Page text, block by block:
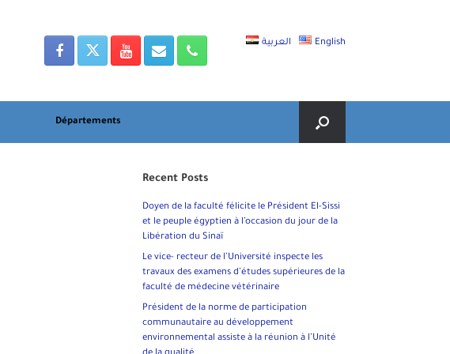
العربية English
Départements
Recent Posts
Doyen de la faculté félicite le Président El-Sissi
et le peuple égyptien à l’occasion du jour de la
Libération du Sinaï
Le vice- recteur de l’Université inspecte les
travaux des examens d’études supérieures de la
faculté de médecine vétérinaire
Président de la norme de participation
communautaire au développement
environnemental assiste à la réunion à l’Unité